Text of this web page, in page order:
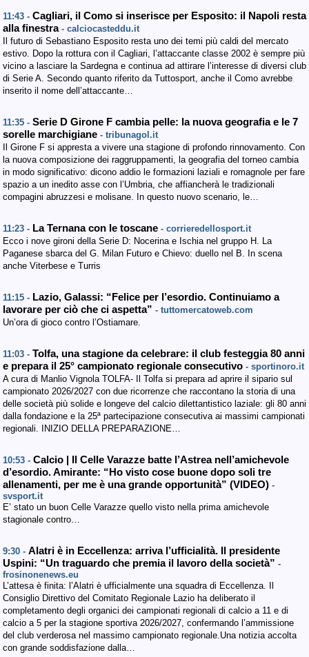
11:43 - Cagliari, il Como si inserisce per Esposito: il Napoli resta
alla finestra - calciocasteddu.it
Il futuro di Sebastiano Esposito resta uno dei temi più caldi del mercato
estivo. Dopo la rottura con il Cagliari, l’attaccante classe 2002 è sempre più
vicino a lasciare la Sardegna e continua ad attirare l’interesse di diversi club
di Serie A. Secondo quanto riferito da Tuttosport, anche il Como avrebbe
inserito il nome dell’attaccante…
11:35 - Serie D Girone F cambia pelle: la nuova geografia e le 7
sorelle marchigiane - tribunagol.it
Il Girone F si appresta a vivere una stagione di profondo rinnovamento. Con
la nuova composizione dei raggruppamenti, la geografia del torneo cambia
in modo significativo: dicono addio le formazioni laziali e romagnole per fare
spazio a un inedito asse con l’Umbria, che affiancherà le tradizionali
compagini abruzzesi e molisane. In questo nuovo scenario, le…
11:23 - La Ternana con le toscane - corrieredellosport.it
Ecco i nove gironi della Serie D: Nocerina e Ischia nel gruppo H. La
Paganese sbarca del G. Milan Futuro e Chievo: duello nel B. In scena
anche Viterbese e Turris
11:15 - Lazio, Galassi: “Felice per l’esordio. Continuiamo a
lavorare per ciò che ci aspetta” - tuttomercatoweb.com
Un’ora di gioco contro l’Ostiamare.
11:03 - Tolfa, una stagione da celebrare: il club festeggia 80 anni
e prepara il 25° campionato regionale consecutivo - sportinoro.it
A cura di Manlio Vignola TOLFA- Il Tolfa si prepara ad aprire il sipario sul
campionato 2026/2027 con due ricorrenze che raccontano la storia di una
delle società più solide e longeve del calcio dilettantistico laziale: gli 80 anni
dalla fondazione e la 25ª partecipazione consecutiva ai massimi campionati
regionali. INIZIO DELLA PREPARAZIONE…
10:53 - Calcio | Il Celle Varazze batte l’Astrea nell’amichevole
d’esordio. Amirante: “Ho visto cose buone dopo soli tre
allenamenti, per me è una grande opportunità” (VIDEO) -
svsport.it
E’ stato un buon Celle Varazze quello visto nella prima amichevole
stagionale contro…
9:30 - Alatri è in Eccellenza: arriva l’ufficialità. Il presidente
Uspini: “Un traguardo che premia il lavoro della società” -
frosinonenews.eu
L’attesa è finita: l’Alatri è ufficialmente una squadra di Eccellenza. Il
Consiglio Direttivo del Comitato Regionale Lazio ha deliberato il
completamento degli organici dei campionati regionali di calcio a 11 e di
calcio a 5 per la stagione sportiva 2026/2027, confermando l’ammissione
del club verderosa nel massimo campionato regionale.Una notizia accolta
con grande soddisfazione dalla…